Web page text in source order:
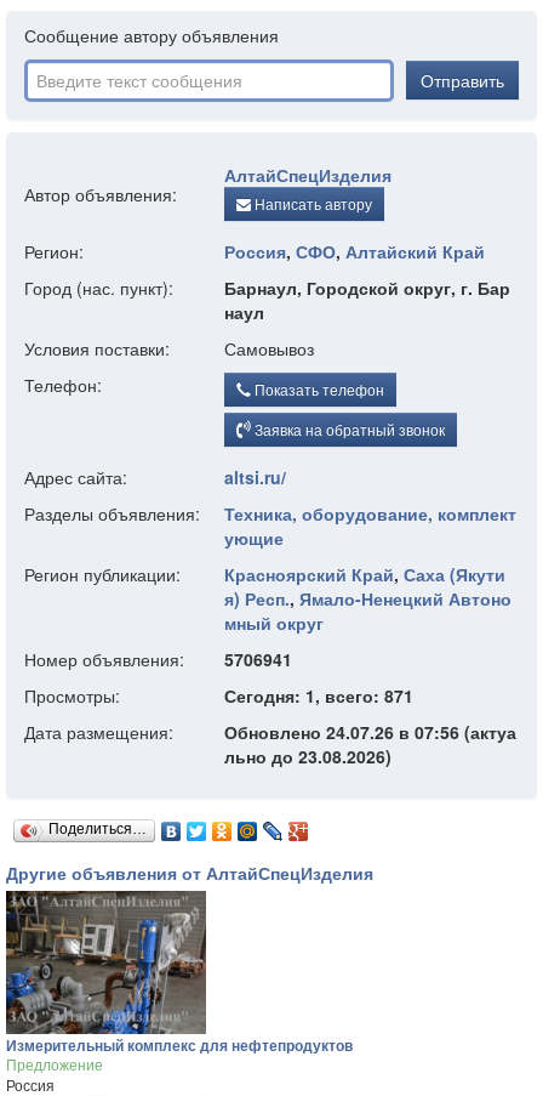
Сообщение автору объявления
Отправить
Автор объявления:
АлтайСпецИзделия
Написать автору
Регион: Россия, СФО, Алтайский Край
Город (нас. пункт):
Барнаул, Городской округ, г. Бар
наул
Условия поставки:
Самовывоз
Телефон:
Показать телефон
Заявка на обратный звонок
Адрес сайта:
altsi.ru/
Разделы объявления:
Техника, оборудование, комплект
ующие
Регион публикации:
Красноярский Край, Саха (Якути
я) Респ., Ямало-Ненецкий Автоно
мный округ
Номер объявления:
5706941
Просмотры:
Сегодня: 1, всего: 871
Дата размещения:
Обновлено 24.07.26 в 07:56 (актуа
льно до 23.08.2026)
Поделиться…
Другие объявления от АлтайСпецИзделия
Измерительный комплекс для нефтепродуктов
Предложение
Россия